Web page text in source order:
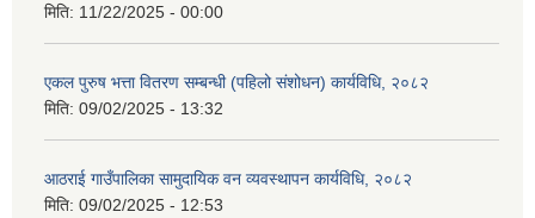
मिति: 11/22/2025 - 00:00
एकल पुरुष भत्ता वितरण सम्बन्धी (पहिलो संशोधन) कार्यविधि, २०८२
मिति: 09/02/2025 - 13:32
आठराई गाउँपालिका सामुदायिक वन व्यवस्थापन कार्यविधि, २०८२
मिति: 09/02/2025 - 12:53